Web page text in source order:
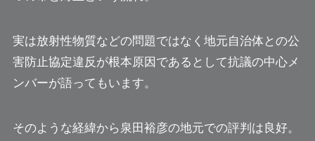
実は放射性物質などの問題ではなく 地元自治体との公
害防止協定違反が根本原因 であるとして抗議の中心メ
ンバーが語ってもいます。
そのような経緯から泉田裕彦の地元での評判は良好。